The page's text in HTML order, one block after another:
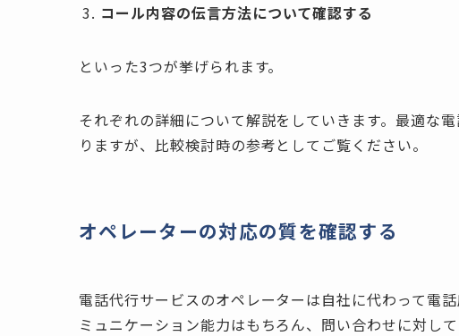
コール内容の伝言方法について確認する
といった3つが挙げられます。
それぞれの詳細について解説をしていきます。最適な
りますが、比較検討時の参考としてご覧ください。
オペレーターの対応の質を確認する
電話代行サービスのオペレーターは自社に代わって電
ミュニケーション能力はもちろん、問い合わせに対して